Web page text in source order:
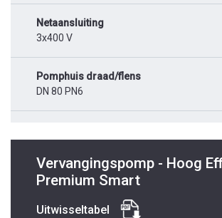
Netaansluiting
3x400 V
Pomphuis draad/flens
DN 80 PN6
Vervangingspomp - Hoog
Premium Smart
Uitwisseltabel